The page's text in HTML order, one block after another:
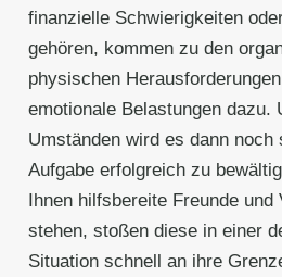
finanzielle Schwierigkeiten
gehören, kommen zu den
physischen
emotionale Belastungen dazu.
Umständen wird es dann noch
Aufgabe erfolgreich zu
Ihnen hilfsbereite Freunde und
stehen, stoßen diese in einer
Situation schnell an ihre